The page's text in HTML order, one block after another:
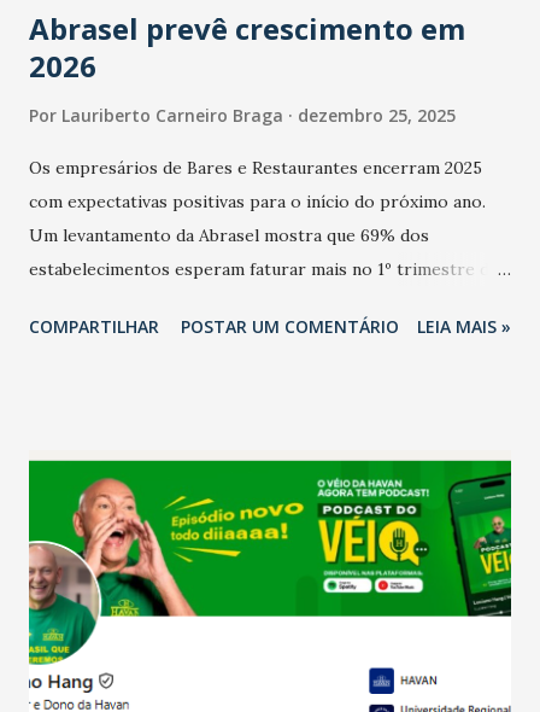
Abrasel prevê crescimento em
2026
Por Lauriberto Carneiro Braga dezembro 25, 2025
Os empresários de Bares e Restaurantes encerram 2025
com expectativas positivas para o início do próximo ano.
Um levantamento da Abrasel mostra que 69% dos
estabelecimentos esperam faturar mais no 1º trimestre de
relação ao último trimestre deste ano, 56% também
confraternizações de fim de ano e pelo pagamento do 13º
Salário para um número maior de trabalhadores, já que o
país tem a menor taxa de desemprego dos anos recentes.
Ainda segundo a Pesquisa, em novembro de 2025, 40% dos
bares e restaurantes operaram com lucro e outros 40%
registraram equilíbrio financeiro. Já o percentual de
estabelecimentos no prejuízo ficou em 19%, pouco abaixo
COMPARTILHAR POSTAR UM COMENTÁRIO LEIA MAIS »